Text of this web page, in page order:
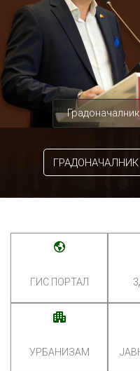
ГРАДОНАЧАЛНИК
ГИС ПОРТАЛ
УРБАНИЗАМ